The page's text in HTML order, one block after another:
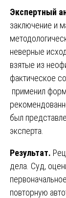
Экспертный
заключение и
неверные
взятые из
фактическое
применил
был
эксперта.
Результат.
дела. Суд,
повторную